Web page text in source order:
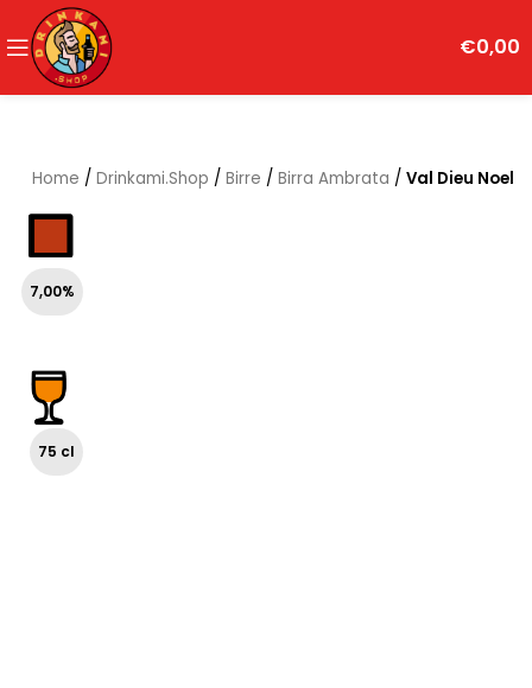
€0,00
Home / Drinkami.Shop / Birre / Birra Ambrata / Val Dieu Noel
7,00%
75 cl